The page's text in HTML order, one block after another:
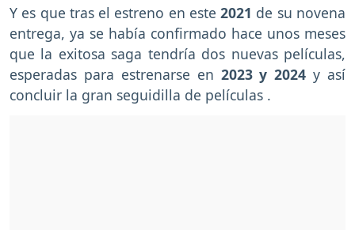
Y es que tras el estreno en este 2021 de su novena
entrega, ya se había confirmado hace unos meses
que la exitosa saga tendría dos nuevas películas,
esperadas para estrenarse en 2023 y 2024 y así
concluir la gran seguidilla de películas .